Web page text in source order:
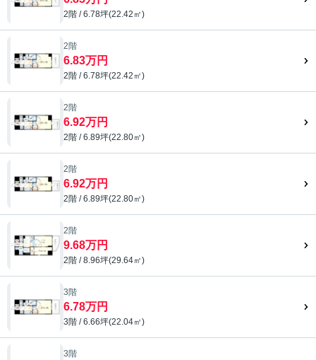
2階 / 6.78坪(22.42㎡)
2階
6.83万円
2階 / 6.78坪(22.42㎡)
2階
6.92万円
2階 / 6.89坪(22.80㎡)
2階
6.92万円
2階 / 6.89坪(22.80㎡)
2階
9.68万円
2階 / 8.96坪(29.64㎡)
3階
6.78万円
3階 / 6.66坪(22.04㎡)
3階